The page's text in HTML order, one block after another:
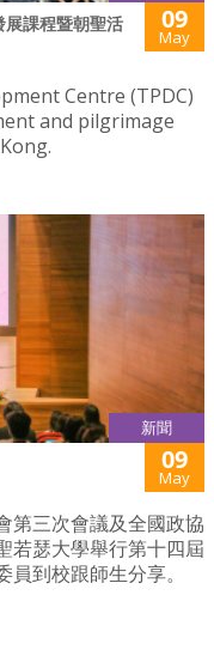
課程暨朝聖活
09
May
Centre (TPDC)
and pilgrimage
新聞
09
May
第三次會議及全國政協
若瑟大學舉行第十四屆
到校跟師生分享。